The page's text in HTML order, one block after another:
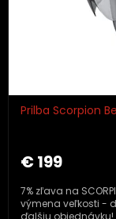
Prilba Scorpion
€ 199
7% zľava na
výmena veľkosti -
ďalšiu objednávku!